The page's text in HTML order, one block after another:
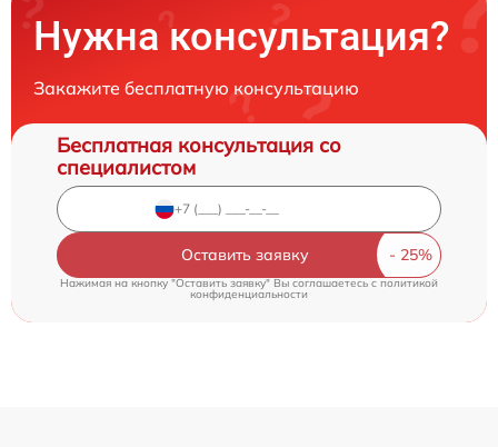
Нужна консультация?
Закажите бесплатную консультацию
Бесплатная консультация со
специалистом
Оставить заявку
Нажимая на кнопку "Оставить заявку" Вы соглашаетесь cполитикой
конфиденциальности